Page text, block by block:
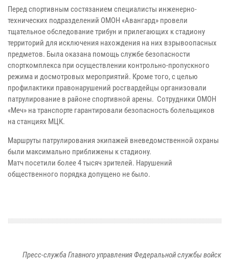
Перед спортивным состязанием специалисты инженерно-
технических подразделений ОМОН «Авангард» провели
тщательное обследование трибун и прилегающих к стадиону
территорий для исключения нахождения на них взрывоопасных
предметов. Была оказана помощь службе безопасности
спорткомплекса при осуществлении контрольно-пропускного
режима и досмотровых мероприятий. Кроме того, с целью
профилактики правонарушений росгвардейцы организовали
патрулирование в районе спортивной арены. Сотрудники ОМОН
«Меч» на транспорте гарантировали безопасность болельщиков
на станциях МЦК.
Маршруты патрулирования экипажей вневедомственной охраны
были максимально приближены к стадиону.
Матч посетили более 4 тысяч зрителей. Нарушений
общественного порядка допущено не было.
Пресс-служба Главного управления Федеральной службы войск